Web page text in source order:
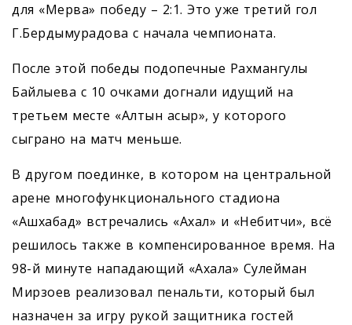
для «Мерва» победу – 2:1. Это уже третий гол
Г.Бердымурадова с начала чемпионата.
После этой победы подопечные Рахмангулы
Байлыева с 10 очками догнали идущий на
третьем месте «Алтын асыр», у которого
сыграно на матч меньше.
В другом поединке, в котором на центральной
арене многофункционального стадиона
«Ашхабад» встречались «Ахал» и «Небитчи», всё
решилось также в компенсированное время. На
98-й минуте нападающий «Ахала» Сулейман
Мирзоев реализовал пенальти, который был
назначен за игру рукой защитника гостей